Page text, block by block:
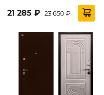
21 285 ₽ 23 650 ₽